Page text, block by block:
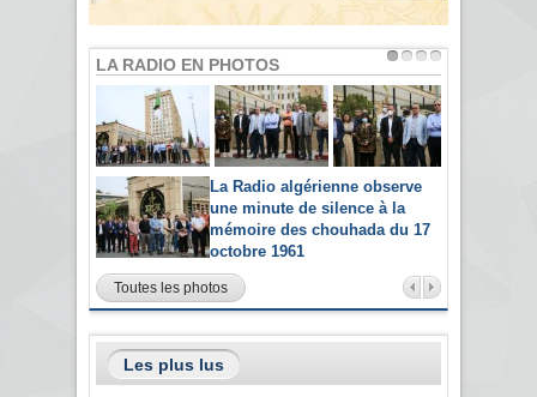
LA RADIO EN PHOTOS
La Radio algérienne observe
une minute de silence à la
mémoire des chouhada du 17
octobre 1961
Toutes les photos
Les plus lus